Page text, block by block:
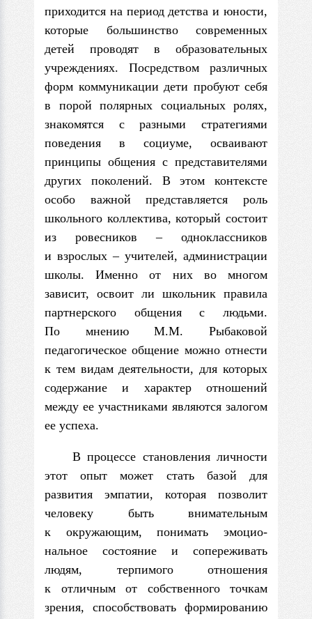
приходится на период детства и юности,
которые большинство современных
детей проводят в образовательных
учреждениях. Посредством различных
форм коммуникации дети пробуют себя
в порой полярных социальных ролях,
знакомятся с разными стратегиями
поведения в социуме, осваивают
принципы общения с представителями
других поко­лений. В этом контексте
особо важной представляется роль
школь­ного коллектива, который состоит
из ровесников – одноклассни­ков
и взрослых – учителей, администрации
школы. Именно от них во многом
зависит, освоит ли школьник правила
партнер­ского общения с людьми.
По мнению М.М. Рыбаковой
педагогическое общение можно отнести
к тем видам деятельности, для которых
содержание и характер отношений
между ее участниками являются залогом
ее успеха.
В процессе становления личности
этот опыт может стать базой для
развития эмпатии, которая позволит
человеку быть внимательным
к окружающим, понимать эмоцио­
нальное состояние и сопереживать
людям, терпимого отноше­ния
к отличным от собственного точкам
зрения, способствовать формированию